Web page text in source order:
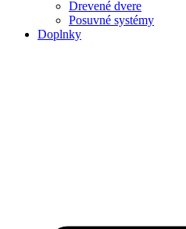
Drevené dvere
Posuvné systémy
Doplnky